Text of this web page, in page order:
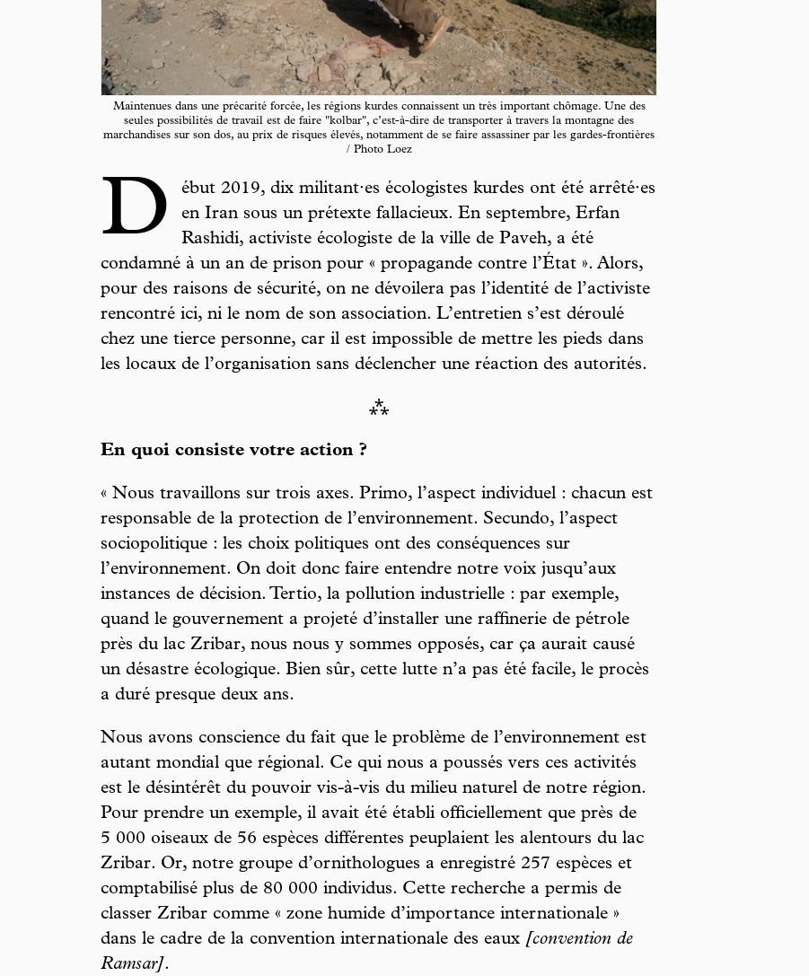
Maintenues dans une précarité forcée, les régions kurdes connaissent un très important chômage. Une des
seules possibilités de travail est de faire "kolbar", c’est-à-dire de transporter à travers la montagne des
marchandises sur son dos, au prix de risques élevés, notamment de se faire assassiner par les gardes-frontières
/ Photo Loez
D
ébut 2019, dix militant·es écologistes kurdes ont été arrêté·es
en Iran sous un prétexte fallacieux. En septembre, Erfan
Rashidi, activiste écologiste de la ville de Paveh, a été
condamné à un an de prison pour « propagande contre l’État ». Alors,
pour des raisons de sécurité, on ne dévoilera pas l’identité de l’activiste
rencontré ici, ni le nom de son association. L’entretien s’est déroulé
chez une tierce personne, car il est impossible de mettre les pieds dans
les locaux de l’organisation sans déclencher une réaction des autorités.
⁂
En quoi consiste votre action ?
« Nous travaillons sur trois axes. Primo, l’aspect individuel : chacun est
responsable de la protection de l’environnement. Secundo, l’aspect
sociopolitique : les choix politiques ont des conséquences sur
l’environnement. On doit donc faire entendre notre voix jusqu’aux
instances de décision. Tertio, la pollution industrielle : par exemple,
quand le gouvernement a projeté d’installer une raffinerie de pétrole
près du lac Zribar, nous nous y sommes opposés, car ça aurait causé
un désastre écologique. Bien sûr, cette lutte n’a pas été facile, le procès
a duré presque deux ans.
Nous avons conscience du fait que le problème de l’environnement est
autant mondial que régional. Ce qui nous a poussés vers ces activités
est le désintérêt du pouvoir vis-à-vis du milieu naturel de notre région.
Pour prendre un exemple, il avait été établi officiellement que près de
5 000 oiseaux de 56 espèces différentes peuplaient les alentours du lac
Zribar. Or, notre groupe d’ornithologues a enregistré 257 espèces et
comptabilisé plus de 80 000 individus. Cette recherche a permis de
classer Zribar comme « zone humide d’importance internationale »
dans le cadre de la convention internationale des eaux [convention de
Ramsar].